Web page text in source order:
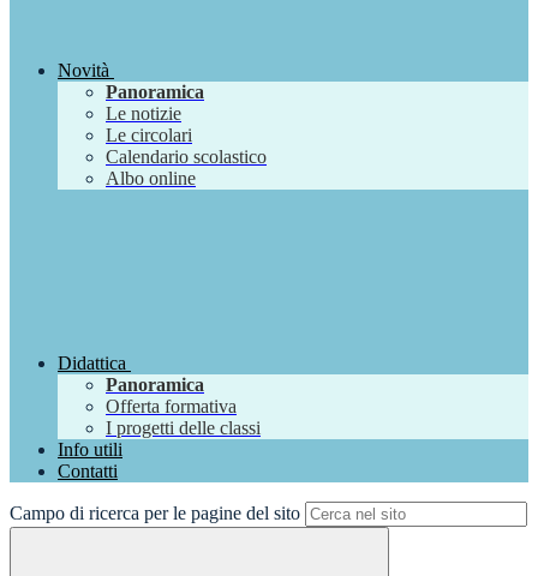
Novità
Panoramica
Le notizie
Le circolari
Calendario scolastico
Albo online
Didattica
Panoramica
Offerta formativa
I progetti delle classi
Info utili
Contatti
Campo di ricerca per le pagine del sito